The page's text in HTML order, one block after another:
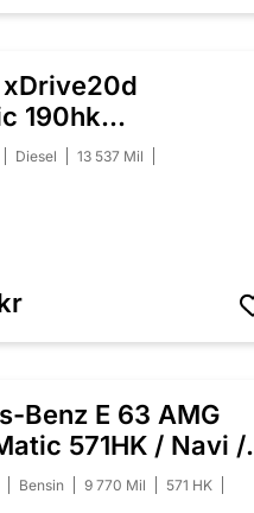
190hk
Backkamera
Diesel
13 537 Mil
NYINKOMMEN
Benz E 63 AMG
571HK / Navi /
Bensin 9 770 Mil
571 HK